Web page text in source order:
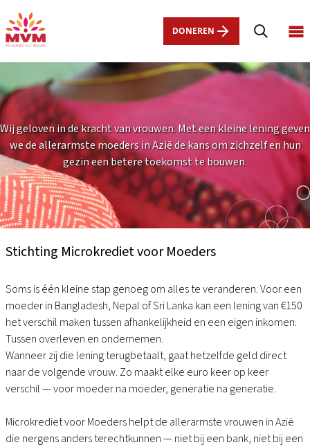
en
naar
gaan
Main
navigation
nl
DONEREN
Wij geloven in de kracht van vrouwen. Met een kleine lening geven
we de allerarmste moeders in Azië de kans om zichzelf en hun
gezin een betere toekomst te bouwen.
Over
ons
Stichting Microkrediet voor Moeders
Soms is één kleine stap genoeg om alles te veranderen. Voor een
moeder in Bangladesh, Nepal of Sri Lanka kan een lening van €150
het verschil maken tussen afhankelijkheid en een eigen inkomen.
Tussen overleven en ondernemen.
Wanneer zij die lening terugbetaalt, gaat hetzelfde geld direct
naar de volgende vrouw. Zo maakt elke euro keer op keer
verschil — voor moeder na moeder, generatie na generatie.
Microkrediet voor Moeders helpt de allerarmste vrouwen in Azië
die nergens anders terechtkunnen — niet bij een bank, niet bij een